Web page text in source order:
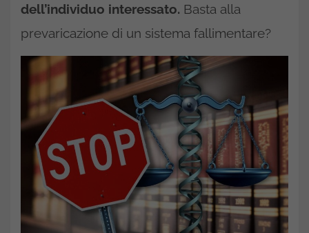
dell’individuo interessato. Basta alla
prevaricazione di un sistema fallimentare?